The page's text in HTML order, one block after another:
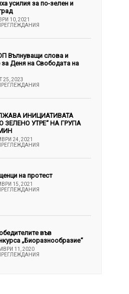
усилия за по-зелен и
10, 2021
Вълнуващи слова и
за Деня на Свободата на
25, 2023
ИНИЦИАТИВАТА
ЗЕЛЕНО УТРЕ“ НА ГРУПА
24, 2021
на протест
15, 2021
във
„Биоразнообразие“
11, 2020